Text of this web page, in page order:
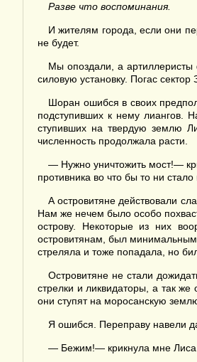
Разве что воспоминания.
И жителям города, если они
не будет.
Мы опоздали, а артиллеристы
силовую установку. Погас сектор
Шоран ошибся в своих
подступивших к нему лиангов.
ступивших на твердую землю
численность продолжала расти.
— Нужно уничтожить мост!—
противника во что бы то ни
А островитяне действовали
Нам же нечем было особо
острову. Некоторые из них
островитянам, был
стреляла и тоже попадала, но
Островитяне не стали
стрелки и ликвидаторы, а так
они ступят на моросанскую
Я ошибся. Переправу навели
— Бежим!— крикнула мне Лиса.